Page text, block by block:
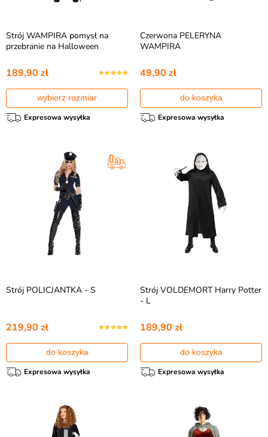
Strój WAMPIRA pomysł na
przebranie na Halloween
189,90 zł
wybierz rozmiar
Expresowa wysyłka
Czerwona PELERYNA
WAMPIRA
49,90 zł
do koszyka
Expresowa wysyłka
Strój POLICJANTKA - S
219,90 zł
do koszyka
Expresowa wysyłka
Strój VOLDEMORT Harry Potter
- L
189,90 zł
do koszyka
Expresowa wysyłka